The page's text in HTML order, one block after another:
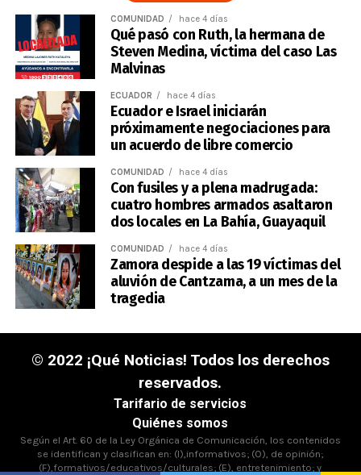
COMUNIDAD hace 4 días
Qué pasó con Ruth, la hermana de
Steven Medina, víctima del caso Las
Malvinas
ECUADOR hace 4 días
Ecuador e Israel iniciarán
próximamente negociaciones para
un acuerdo de libre comercio
COMUNIDAD hace 4 días
Con fusiles y a plena madrugada:
cuatro hombres armados asaltaron
dos locales en La Bahía, Guayaquil
COMUNIDAD hace 4 días
Zamora despide a las 19 víctimas del
aluvión de Cantzama, a un mes de la
tragedia
© 2022 ¡Qué Noticias! Todos los derechos
reservados.
Tarifario de servicios
Quiénes somos
Según el Art. 60 de la Ley Orgánica de Comunicación, los contenidos
se identifican y clasifican en: (I),informativos; (O), de opinión;
(F),formativos/educativos/culturales; (E), entretenimiento; y